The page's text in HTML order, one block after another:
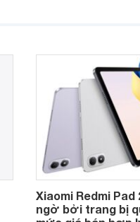
Xiaomi Redmi Pad
ngờ bởi trang bị